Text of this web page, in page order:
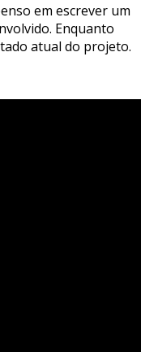
em escrever um
Enquanto
atual do projeto.